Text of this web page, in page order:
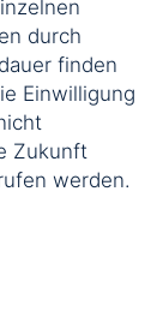
durch
finden
Einwilligung
Zukunft
werden.